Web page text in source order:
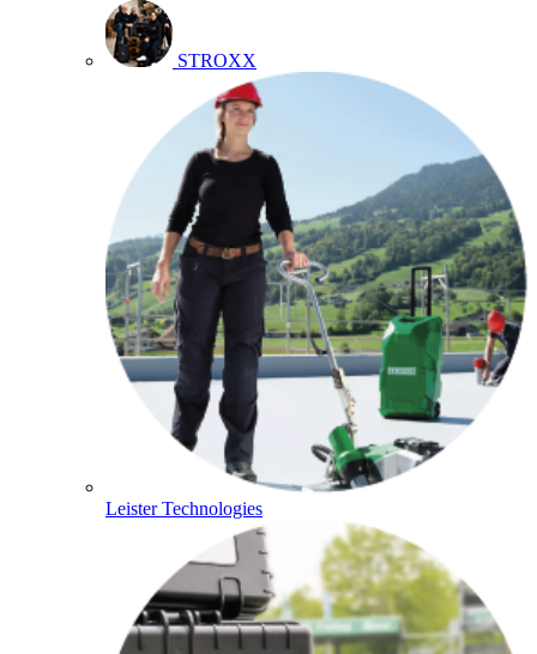
STROXX
Leister Technologies